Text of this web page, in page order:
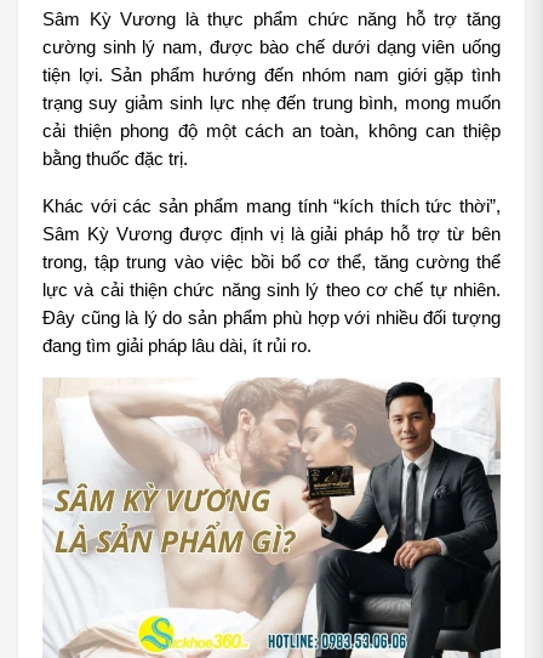
Sâm Kỳ Vương là thực phẩm chức năng hỗ trợ tăng
cường sinh lý nam, được bào chế dưới dạng viên uống
tiện lợi. Sản phẩm hướng đến nhóm nam giới gặp tình
trạng suy giảm sinh lực nhẹ đến trung bình, mong muốn
cải thiện phong độ một cách an toàn, không can thiệp
bằng thuốc đặc trị.
Khác với các sản phẩm mang tính “kích thích tức thời”,
Sâm Kỳ Vương được định vị là giải pháp hỗ trợ từ bên
trong, tập trung vào việc bồi bổ cơ thể, tăng cường thể
lực và cải thiện chức năng sinh lý theo cơ chế tự nhiên.
Đây cũng là lý do sản phẩm phù hợp với nhiều đối tượng
đang tìm giải pháp lâu dài, ít rủi ro.